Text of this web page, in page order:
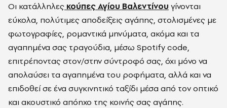
Οι κατάλληλες κούπες Αγίου Βαλεντίνου γίνονται
εύκολα, πολύτιμες αποδείξεις αγάπης, στολισμένες με
φωτογραφίες, ρομαντικά μηνύματα, ακόμα και τα
αγαπημένα σας τραγούδια, μέσω Spotify code,
επιτρέποντας στον/στην σύντροφό σας, όχι μόνο να
απολαύσει τα αγαπημένα του ροφήματα, αλλά και να
επιδοθεί σε ένα συγκινητικό ταξίδι μέσα από τον οπτικό
και ακουστικό απόηχο της κοινής σας αγάπης.